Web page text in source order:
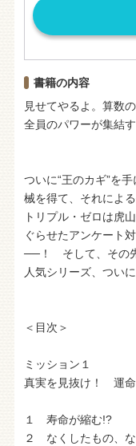
書籍の内容
見せてやるよ。算数
全員のパワーが集結
ついに“王のカギ”を
械を得て、それによ
トリプル・ゼロは虎
ぐらせたアンケート
──！ そして、その先
人気シリーズ、ついに
＜目次＞
ミッション１
真実を見抜け！ 運命
１ 寿命が縮む!?
２ なくしたもの、